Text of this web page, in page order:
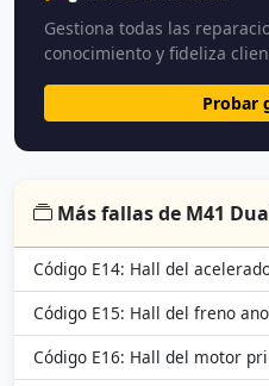
Gestiona todas las
conocimiento y fideliza
Probar
Más fallas de M41
Código E14: Hall del
Código E15: Hall del freno
Código E16: Hall del motor